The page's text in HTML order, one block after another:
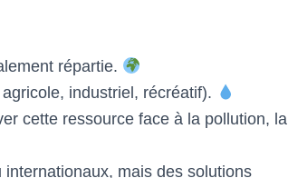
répartie.
industriel, récréatif).
cette ressource face à la pollution, la
mais des solutions